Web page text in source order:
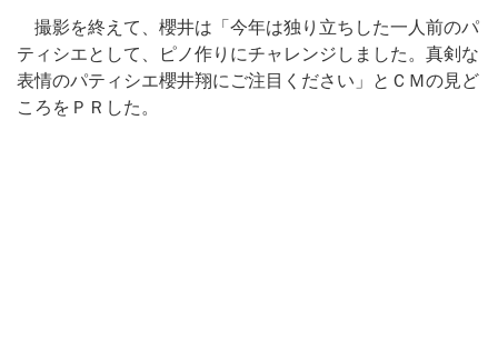
撮影を終えて、櫻井は「今年は独り立ちした一人前のパ
ティシエとして、ピノ作りにチャレンジしました。真剣な
表情のパティシエ櫻井翔にご注目ください」とＣＭの見ど
ころをＰＲした。